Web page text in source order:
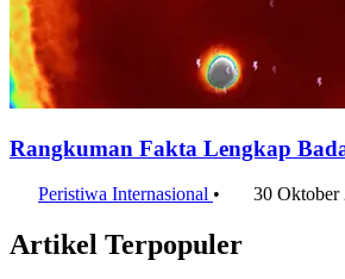
Rangkuman Fakta Lengkap
Peristiwa Internasional • 30 Oktober
Artikel Terpopuler